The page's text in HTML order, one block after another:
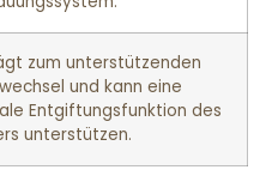
zum unterstützenden
und kann eine
Entgiftungsfunktion des
unterstützen.